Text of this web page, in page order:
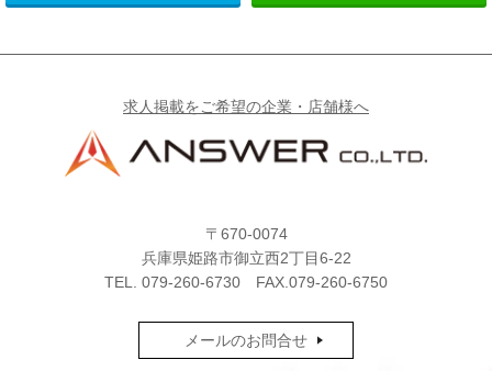
求人掲載をご希望の企業・店舗様へ
〒670-0074
兵庫県姫路市御立西2丁目6-22
TEL. 079-260-6730 FAX.079-260-6750
メールのお問合せ